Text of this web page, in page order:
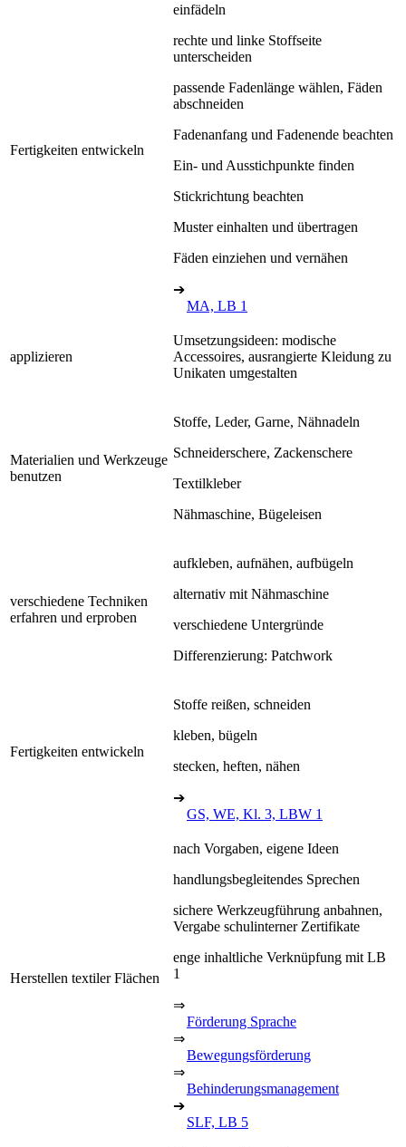
Fertigkeiten entwickeln
einfädeln
rechte und linke Stoffseite
unterscheiden
passende Fadenlänge wählen, Fäden
abschneiden
Fadenanfang und Fadenende beachten
Ein- und Ausstichpunkte finden
Stickrichtung beachten
Muster einhalten und übertragen
Fäden einziehen und vernähen
➔
MA, LB 1
applizieren
Umsetzungsideen: modische
Accessoires, ausrangierte Kleidung zu
Unikaten umgestalten
Materialien und Werkzeuge
benutzen
Stoffe, Leder, Garne, Nähnadeln
Schneiderschere, Zackenschere
Textilkleber
Nähmaschine, Bügeleisen
verschiedene Techniken
erfahren und erproben
aufkleben, aufnähen, aufbügeln
alternativ mit Nähmaschine
verschiedene Untergründe
Differenzierung: Patchwork
Fertigkeiten entwickeln
Stoffe reißen, schneiden
kleben, bügeln
stecken, heften, nähen
➔
GS, WE, Kl. 3, LBW 1
Herstellen textiler Flächen
nach Vorgaben, eigene Ideen
handlungsbegleitendes Sprechen
sichere Werkzeugführung anbahnen,
Vergabe schulinterner Zertifikate
enge inhaltliche Verknüpfung mit LB
1
⇒
Förderung Sprache
⇒
Bewegungsförderung
⇒
Behinderungsmanagement
➔
SLF, LB 5